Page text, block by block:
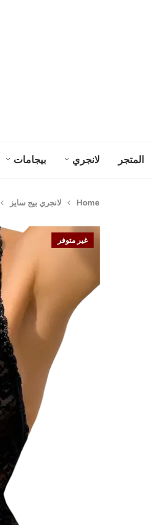
المتجر لانجري بيجامات
Home لانجري بيج سايز
غير متوفر